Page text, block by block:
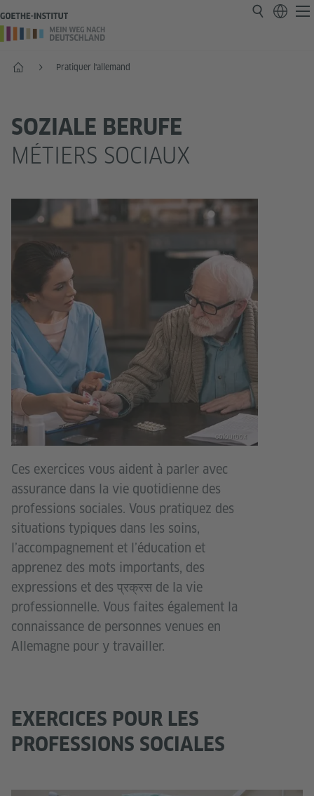
Accueil Pratiquer l'allemand
SOZIALE BERUFE
MÉTIERS SOCIAUX
colourbox
Ces exercices vous aident à parler avec
assurance dans la vie quotidienne des
professions sociales. Vous pratiquez des
situations typiques dans les soins,
l’accompagnement et l’éducation et
apprenez des mots importants, des
expressions et des प्रक्रस de la vie
professionnelle. Vous faites également la
connaissance de personnes venues en
Allemagne pour y travailler.
EXERCICES POUR LES
PROFESSIONS SOCIALES